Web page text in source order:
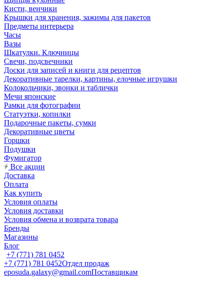
Кисти, венчики
Крышки для хранения, зажимы для пакетов
Предметы интерьера
Часы
Вазы
Шкатулки. Ключницы
Свечи, подсвечники
Доски для записей и книги для рецептов
Декоративные тарелки, картины, елочные игрушки
Колокольчики, звонки и таблички
Мечи японские
Рамки для фотографии
Статуэтки, копилки
Подарочные пакеты, сумки
Декоративные цветы
Горшки
Подушки
Фумигатор
Все акции
Доставка
Оплата
Как купить
Условия оплаты
Условия доставки
Условия обмена и возврата товара
Бренды
Магазины
Блог
+7 (771) 781 0452
+7 (771) 781 0452Отдел продаж
eposuda.galaxy@gmail.comПоставщикам